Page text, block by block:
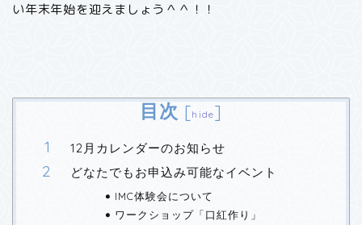
い年末年始を迎えましょう＾＾！！
目次 [hide]
12月カレンダーのお知らせ
どなたでもお申込み可能なイベント
IMC体験会について
ワークショップ「口紅作り」